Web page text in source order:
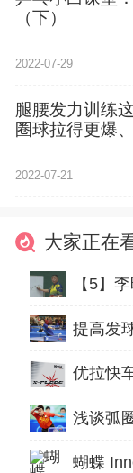
（下）
2022-07-29
腿腰发力训练
圈球拉得更爆
2022-07-21
大家正在
【5】
提高发
浅谈弧
蝴蝶